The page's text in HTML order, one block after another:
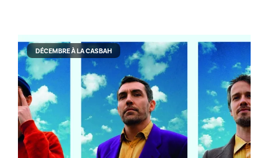
DÉCEMBRE À LA CASBAH